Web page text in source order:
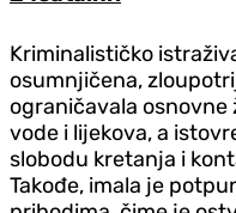
Kriminalističko
osumnjičena,
ograničavala
vode i lijekova, a
slobodu kretanja i
Takođe, imala je